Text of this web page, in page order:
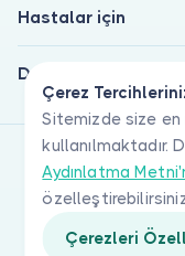
Çerez
Sitemizde size
kullanılmaktadır.
Aydınlatma
Çerezleri
Hastalar için
Doktorlar için